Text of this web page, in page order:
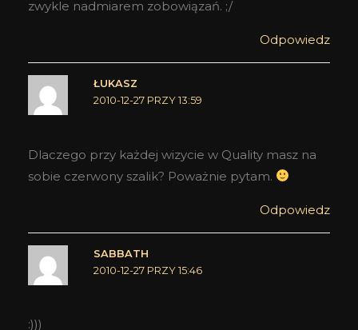
zwykle nadmiarem zobowiązań. ;/
Odpowiedz
ŁUKASZ
2010-12-27 PRZY 13:59
Dlaczego przy każdej wizycie w Quality masz na
sobie czerwony szalik? Poważnie pytam.
Odpowiedz
SABBATH
2010-12-27 PRZY 15:46
:)))